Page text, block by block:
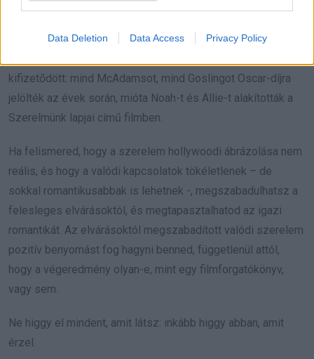
Data Deletion Data Access Privacy Policy
Linden író/rendezővel. Magánéletüket távol tartják a
kifizetődött: mind McAdamsot, mind Goslingot Oscar-díjra
jelölték az évek során, mióta Noah-t és Allie-t alakították a
Szerelmünk lapjai című filmben.
Ha felismered, hogy a szerelem hollywoodi ábrázolása nem
reális, és hogy a valódi kapcsolatok tökéletlenek – de
sokkal romantikusabbak is lehetnek -, megszabadulhatsz a
felesleges elvárásoktól, és megtapasztalhatod az igazi
romantikát. Az elvárásoktól megszabadított valódi szerelem
pozitív benyomást fog hagyni benned, függetlenül attól,
hogy a végeredmény olyan-e, mint egy filmforgatókönyv,
vagy sem.
Ne higgy el mindent, amit látsz: inkább higgy abban, amit
érzel.